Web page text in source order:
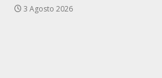
3 Agosto 2026